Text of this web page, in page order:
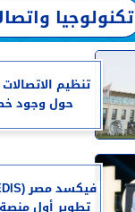
تكنولوجيا
تنظيم
حول وجود